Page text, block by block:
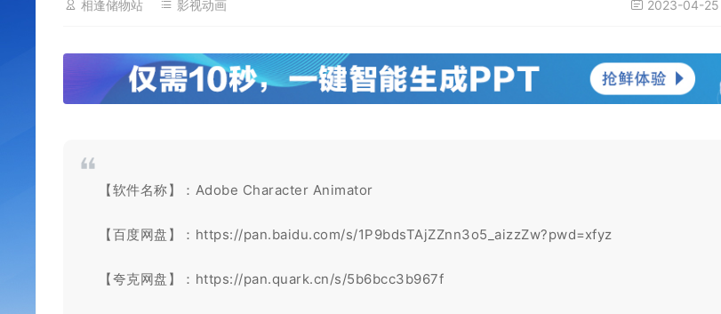
相逢储物站 影视动画 2023-04-25
【软件名称】：Adobe Character Animator
【百度网盘】： https://pan.baidu.com/s/1P9bdsTAjZZnn3o5_aizzZw?pwd=xfyz
【夸克网盘】： https://pan.quark.cn/s/5b6bcc3b967f